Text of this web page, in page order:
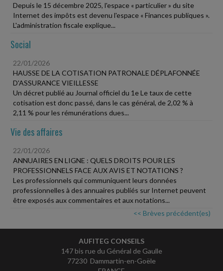
Depuis le 15 décembre 2025, l'espace « particulier » du site
Internet des impôts est devenu l'espace « Finances publiques ».
L'administration fiscale explique...
Social
22/01/2026
HAUSSE DE LA COTISATION PATRONALE DÉPLAFONNÉE
D'ASSURANCE VIEILLESSE
Un décret publié au Journal officiel du 1e Le taux de cette
cotisation est donc passé, dans le cas général, de 2,02 % à
2,11 % pour les rémunérations dues...
Vie des affaires
22/01/2026
ANNUAIRES EN LIGNE : QUELS DROITS POUR LES
PROFESSIONNELS FACE AUX AVIS ET NOTATIONS ?
Les professionnels qui communiquent leurs données
professionnelles à des annuaires publiés sur Internet peuvent
être exposés aux commentaires et aux notations...
<< Brèves précédent(es)
AUFITEG CONSEILS
147 bis rue du Général de Gaulle
77230 Dammartin-en-Goële